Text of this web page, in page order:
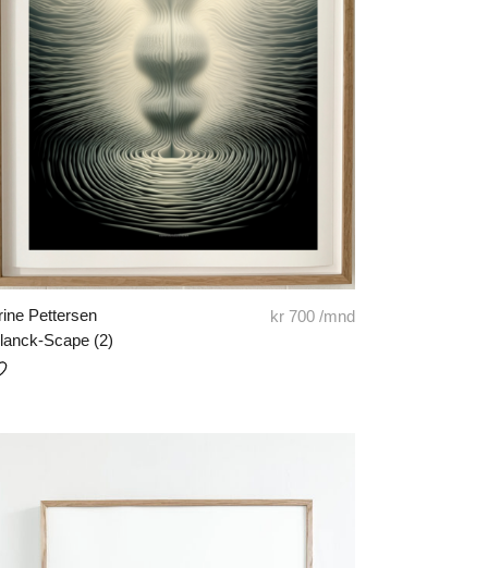
Pettersen
Scape (2)
kr700/mnd